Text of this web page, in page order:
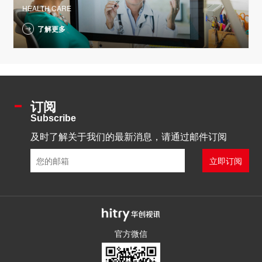
HEALTH CARE
了解更多
订阅
Subscribe
及时了解关于我们的最新消息，请通过邮件订阅
官方微信